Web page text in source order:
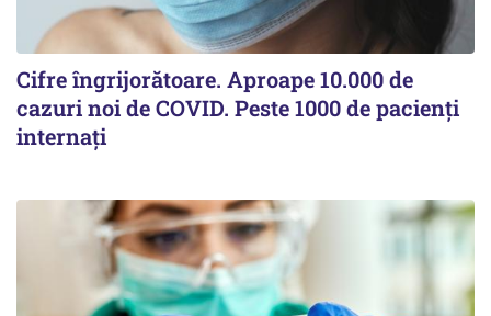
Cifre îngrijorătoare. Aproape 10.000 de
cazuri noi de COVID. Peste 1000 de pacienți
internați